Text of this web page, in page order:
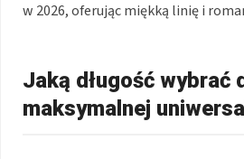
w 2026, oferując miękką linię i
Jaką długość wybrać
maksymalnej